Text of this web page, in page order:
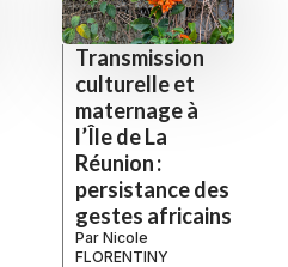
Transmission
culturelle et
maternage à
l’Île de La
Réunion :
persistance des
gestes africains
Par Nicole
FLORENTINY